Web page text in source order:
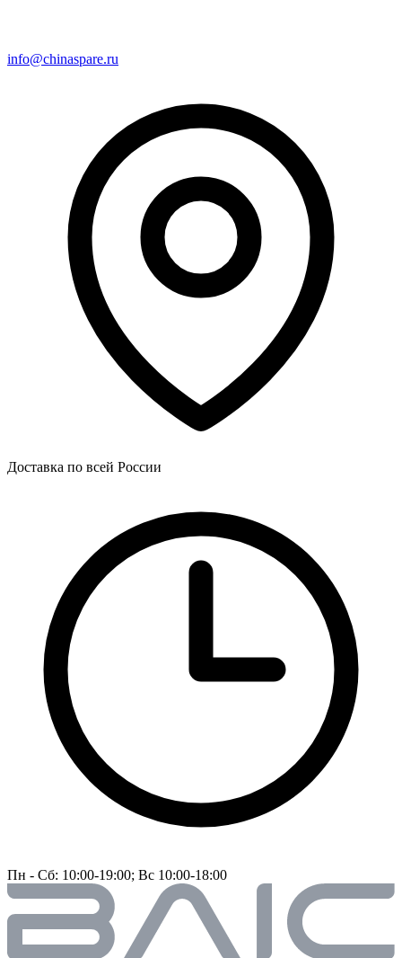
info@chinaspare.ru
Доставка по всей России
Пн - Сб: 10:00-19:00; Вс 10:00-18:00